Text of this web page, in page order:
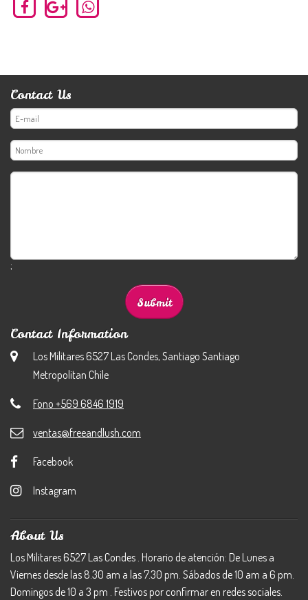
Contact Us
;
Contact Information
Los Militares 6527 Las Condes, Santiago Santiago
Metropolitan Chile
Fono +569 6846 1919
ventas@freeandlush.com
Facebook
Instagram
About Us
Los Militares 6527 Las Condes . Horario de atención: De Lunes a
Viernes desde las 8.30 am a las 7.30 pm. Sábados de 10 am a 6 pm.
Domingos de 10 a 3 pm . Festivos por confirmar en redes sociales.